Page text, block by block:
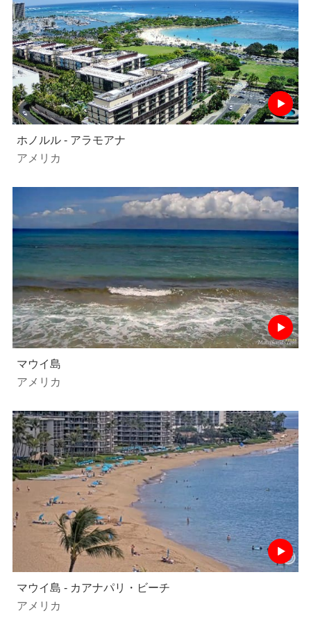
ホノルル - アラモアナ
アメリカ
マウイ島
アメリカ
マウイ島 - カアナパリ・ビーチ
アメリカ